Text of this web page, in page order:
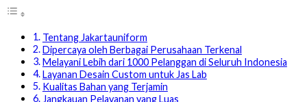
Tentang Jakartauniform
Dipercaya oleh Berbagai Perusahaan Terkenal
Melayani Lebih dari 1000 Pelanggan di Seluruh Indonesia
Layanan Desain Custom untuk Jas Lab
Kualitas Bahan yang Terjamin
Jangkauan Pelayanan yang Luas